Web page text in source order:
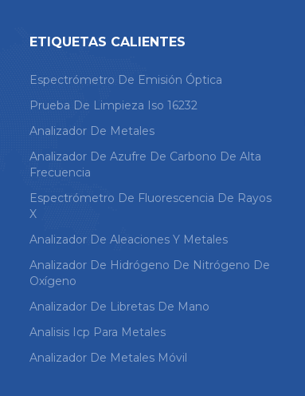
ETIQUETAS CALIENTES
Espectrómetro De Emisión Óptica
Prueba De Limpieza Iso 16232
Analizador De Metales
Analizador De Azufre De Carbono De Alta
Frecuencia
Espectrómetro De Fluorescencia De Rayos
X
Analizador De Aleaciones Y Metales
Analizador De Hidrógeno De Nitrógeno De
Oxígeno
Analizador De Libretas De Mano
Analisis Icp Para Metales
Analizador De Metales Móvil